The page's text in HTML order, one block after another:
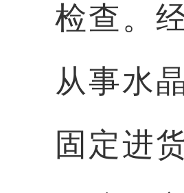
检查。
从事水
固定进